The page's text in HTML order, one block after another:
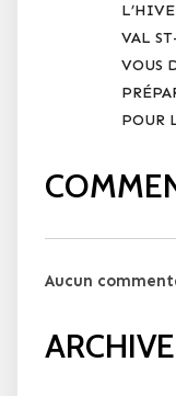
VAL
VOUS
POUR
Aucun